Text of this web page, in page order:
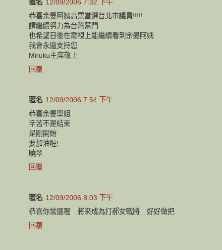
匿名 12/09/2006 7:32 下午
恭喜余晏阿姨高票當選台北市議員!!!!!
請繼續努力為台灣奮鬥
也希望日後在電視上能繼續看到余晏阿姨
我會永遠支持您
Miruku主席敬上
回覆
匿名 12/09/2006 7:54 下午
恭喜余晏學姐
辛苦不是結束
是剛開始
要加油喔!
曉翠
回覆
匿名 12/09/2006 8:03 下午
恭喜你當選喔 將來成為打郝女戰將 好好做把
回覆